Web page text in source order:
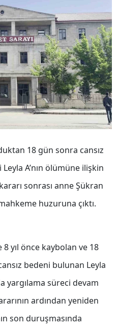
18 gün sonra cansız
A’nın ölümüne ilişkin
sonrası anne Şükran
huzuruna çıktı.
8 yıl önce kaybolan ve 18
bedeni bulunan Leyla
yargılama süreci devam
ardından yeniden
son duruşmasında